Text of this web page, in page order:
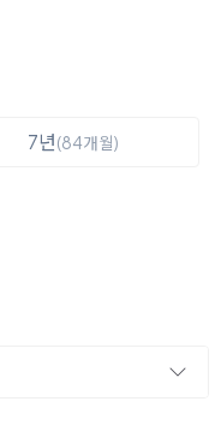
7년(84개월)